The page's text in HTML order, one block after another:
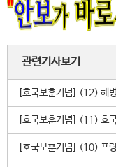
관련기사보기
[호국보훈기념] (12) 해
[호국보훈기념] (11) 호
[호국보훈기념] (10) 프